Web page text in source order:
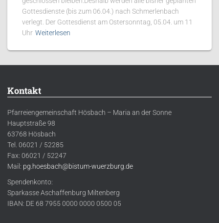
Gottesdienste (bis zum 06.04.) nach Schmerlenbach
verlegt. Der Gottesdienst am Ostersonntag, 05.04. um 11
Uhr Weiterlesen
Kontakt
Pfarreiengemeinschaft Hösbach – Maria an der Sonne
Hauptstraße 98
63768 Hösbach
Tel. 06021 / 52285
Fax: 06021 / 52247
Mail: pg.hoesbach@bistum-wuerzburg.de
Spendenkonto:
Sparkasse Aschaffenburg Miltenberg
IBAN: DE 68 7955 0000 0000 0500 05